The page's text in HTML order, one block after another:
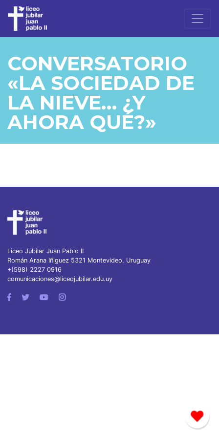
CONVERSATORIO
«LA SOCIEDAD DE
LA NIEVE… ¿Y
AHORA QUÉ?»
Liceo Jubilar Juan Pablo II
Román Arana Iñiguez 5321 Montevideo, Uruguay
+(598) 2227 0916
comunicaciones@liceojubilar.edu.uy